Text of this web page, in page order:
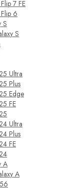
7 FE
6
S
S
Ultra
Plus
Edge
FE
Ultra
Plus
FE
A
A